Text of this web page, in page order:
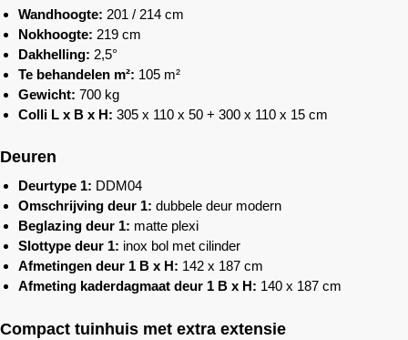
Wandhoogte: 201 / 214 cm
Nokhoogte: 219 cm
Dakhelling: 2,5°
Te behandelen m²: 105 m²
Gewicht: 700 kg
Colli L x B x H: 305 x 110 x 50 + 300 x 110 x 15 cm
Deuren
Deurtype 1: DDM04
Omschrijving deur 1: dubbele deur modern
Beglazing deur 1: matte plexi
Slottype deur 1: inox bol met cilinder
Afmetingen deur 1 B x H: 142 x 187 cm
Afmeting kaderdagmaat deur 1 B x H: 140 x 187 cm
Compact tuinhuis met extra extensie